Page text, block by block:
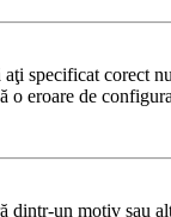
specificat
eroare de
dintr-un motiv